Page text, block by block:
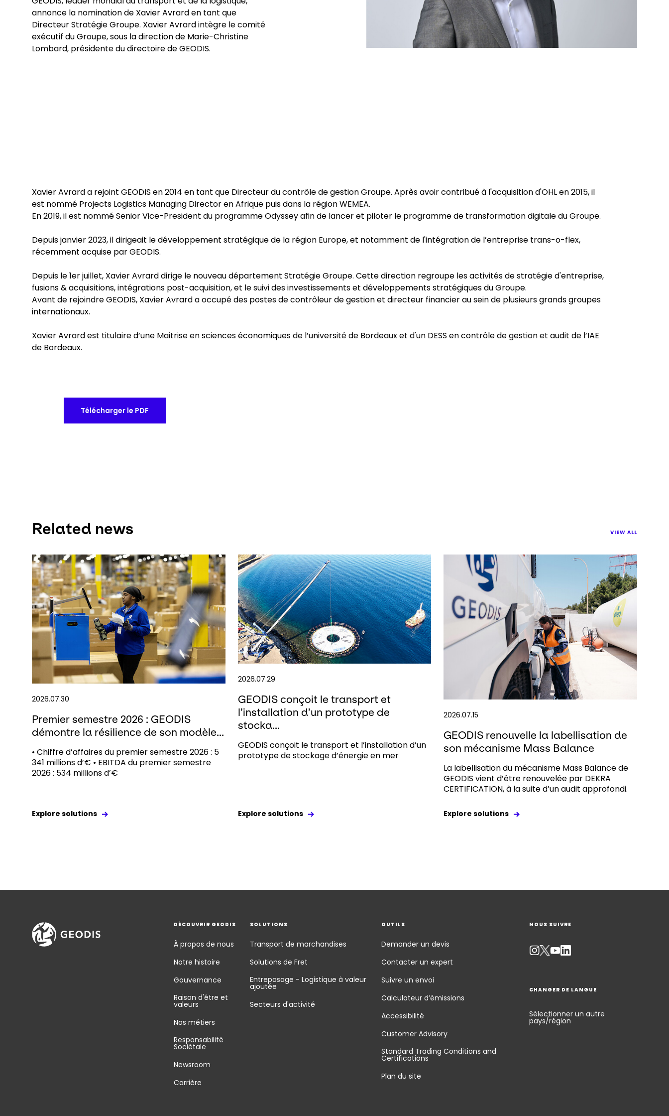
annonce la nomination de Xavier Avrard en tant que
Directeur Stratégie Groupe. Xavier Avrard intègre le comité
exécutif du Groupe, sous la direction de Marie-Christine
Lombard, présidente du directoire de GEODIS.
Xavier Avrard a rejoint GEODIS en 2014 en tant que Directeur du contrôle de gestion Groupe. Après avoir contribué à l'acquisition d'OHL en 2015, il
est nommé Projects Logistics Managing Director en Afrique puis dans la région WEMEA.
En 2019, il est nommé Senior Vice-President du programme Odyssey afin de lancer et piloter le programme de transformation digitale du Groupe.
Depuis janvier 2023, il dirigeait le développement stratégique de la région Europe, et notamment de l'intégration de l’entreprise trans-o-flex,
récemment acquise par GEODIS.
Depuis le 1er juillet, Xavier Avrard dirige le nouveau département Stratégie Groupe. Cette direction regroupe les activités de stratégie d'entreprise,
fusions & acquisitions, intégrations post-acquisition, et le suivi des investissements et développements stratégiques du Groupe.
Avant de rejoindre GEODIS, Xavier Avrard a occupé des postes de contrôleur de gestion et directeur financier au sein de plusieurs grands groupes
internationaux.
Xavier Avrard est titulaire d’une Maitrise en sciences économiques de l’université de Bordeaux et d'un DESS en contrôle de gestion et audit de l’IAE
de Bordeaux.
Télécharger le PDF
Related news VIEW ALL
2026.07.30
Premier semestre 2026 : GEODIS
démontre la résilience de son modèle...
• Chiffre d’affaires du premier semestre 2026 : 5
341 millions d’€ • EBITDA du premier semestre
2026 : 534 millions d’€
Explore solutions
2026.07.29
GEODIS conçoit le transport et
l’installation d’un prototype de
stocka...
GEODIS conçoit le transport et l’installation d’un
prototype de stockage d’énergie en mer
Explore solutions
2026.07.15
GEODIS renouvelle la labellisation de
son mécanisme Mass Balance
La labellisation du mécanisme Mass Balance de
GEODIS vient d’être renouvelée par DEKRA
CERTIFICATION, à la suite d’un audit approfondi.
Explore solutions
DÉCOUVRIR GEODIS
À propos de nous
Notre histoire
Gouvernance
Raison d'être et
valeurs
Nos métiers
Responsabilité
Sociétale
Newsroom
Carrière
SOLUTIONS
Transport de marchandises
Solutions de Fret
Entreposage - Logistique à valeur
ajoutée
Secteurs d'activité
OUTILS
Demander un devis
Contacter un expert
Suivre un envoi
Calculateur d’émissions
Accessibilité
Customer Advisory
Standard Trading Conditions and
Certifications
Plan du site
NOUS SUIVRE
CHANGER DE LANGUE
Sélectionner un autre
pays/région